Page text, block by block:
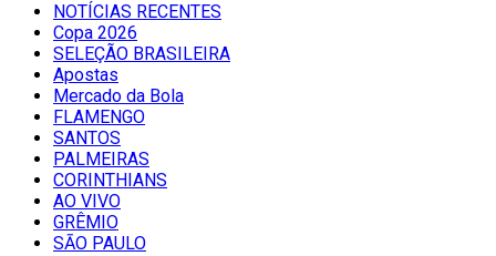
NOTÍCIAS RECENTES
Copa 2026
SELEÇÃO BRASILEIRA
Apostas
Mercado da Bola
FLAMENGO
SANTOS
PALMEIRAS
CORINTHIANS
AO VIVO
GRÊMIO
SĀO PAULO